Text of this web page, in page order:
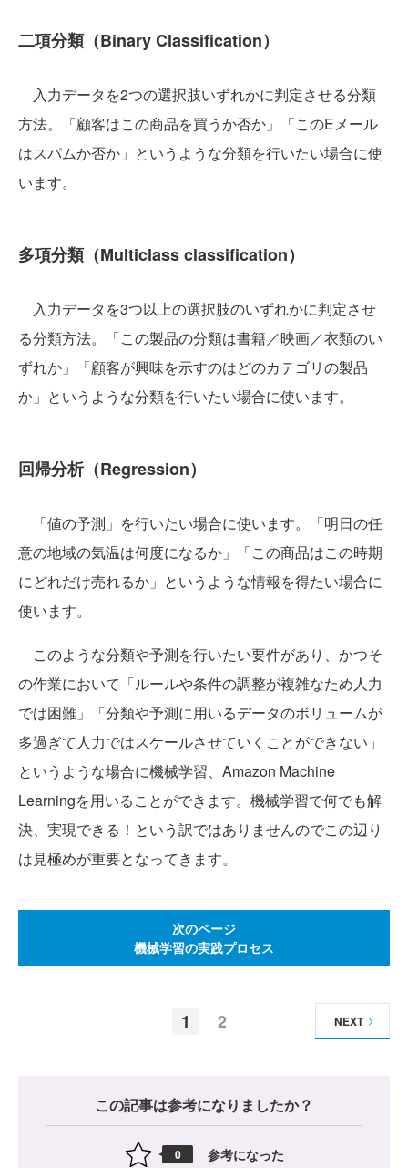
二項分類（Binary Classification）
入力データを2つの選択肢いずれかに判定させる分類
方法。「顧客はこの商品を買うか否か」「このEメール
はスパムか否か」というような分類を行いたい場合に使
います。
多項分類（Multiclass classification）
入力データを3つ以上の選択肢のいずれかに判定させ
る分類方法。「この製品の分類は書籍／映画／衣類のい
ずれか」「顧客が興味を示すのはどのカテゴリの製品
か」というような分類を行いたい場合に使います。
回帰分析（Regression）
「値の予測」を行いたい場合に使います。「明日の任
意の地域の気温は何度になるか」「この商品はこの時期
にどれだけ売れるか」というような情報を得たい場合に
使います。
このような分類や予測を行いたい要件があり、かつそ
の作業において「ルールや条件の調整が複雑なため人力
では困難」「分類や予測に用いるデータのボリュームが
多過ぎて人力ではスケールさせていくことができない」
というような場合に機械学習、Amazon Machine
Learningを用いることができます。機械学習で何でも解
決、実現できる！という訳ではありませんのでこの辺り
は見極めが重要となってきます。
次のページ
機械学習の実践プロセス
1 2 NEXT
この記事は参考になりましたか？
0 参考になった